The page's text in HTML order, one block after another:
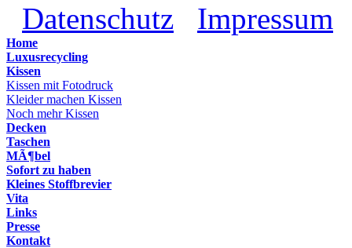
Datenschutz Impressum
Home
Luxusrecycling
Kissen
Kissen mit Fotodruck
Kleider machen Kissen
Noch mehr Kissen
Decken
Taschen
MÃ¶bel
Sofort zu haben
Kleines Stoffbrevier
Vita
Links
Presse
Kontakt